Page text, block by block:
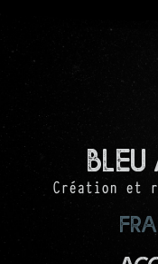
Création et